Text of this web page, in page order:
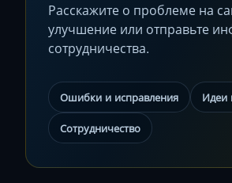
Расскажите о проблеме на
улучшение или отправьте
сотрудничества.
Ошибки и исправления Идеи
Сотрудничество